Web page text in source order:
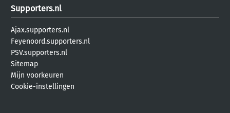
Supporters.nl
Ajax.supporters.nl
Feyenoord.supporters.nl
PSV.supporters.nl
Sitemap
Mijn voorkeuren
Cookie-instellingen